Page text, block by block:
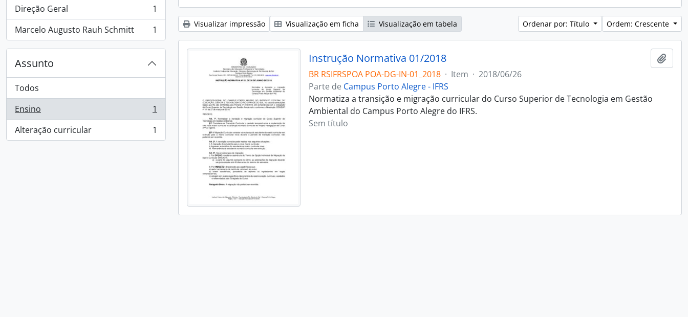
Direção Geral
, 1 resultados
1
Marcelo Augusto Rauh Schmitt
, 1 resultados 1
Assunto
Todos
Ensino
, 1 resultados
1
Alteração curricular
, 1 resultados 1
Visualizar impressão Visualização em ficha Visualização em tabela Ordenar por: Título Ordem: Crescente
Instrução Normativa 01/2018
BR RSIFRSPOA POA-DG-IN-01_2018 · Item · 2018/06/26
Parte de Campus Porto Alegre - IFRS
Normatiza a transição e migração curricular do Curso Superior de Tecnologia em Gestão
Ambiental do Campus Porto Alegre do IFRS.
Sem título